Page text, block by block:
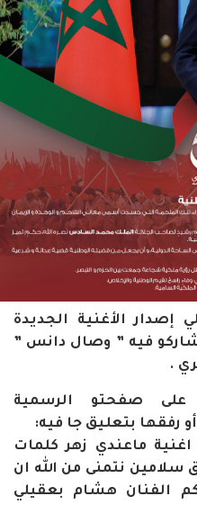
إصدار الأغنية الجديدة
فيه ” وصال دانس ”
.
صفحتو الرسمية
رفقها بتعليق جا فيه:
اغنية ماعندي زهر كلمات
سلامين نتمنى من الله ان
الفنان هشام بعقيلي